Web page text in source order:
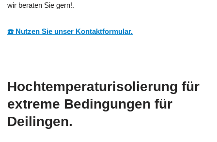
wir beraten Sie gern!.
☎️ Nutzen Sie unser Kontaktformular.
Hochtemperaturisolierung für
extreme Bedingungen für
Deilingen.